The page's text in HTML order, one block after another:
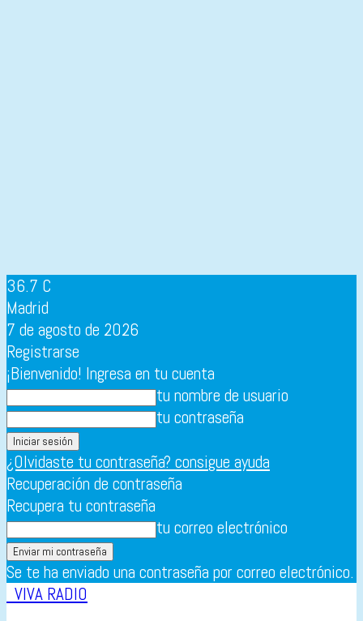
36.7 C
Madrid
7 de agosto de 2026
Registrarse
¡Bienvenido! Ingresa en tu cuenta
tu nombre de usuario
tu contraseña
¿Olvidaste tu contraseña? consigue ayuda
Recuperación de contraseña
Recupera tu contraseña
tu correo electrónico
Se te ha enviado una contraseña por correo electrónico.
VIVA RADIO